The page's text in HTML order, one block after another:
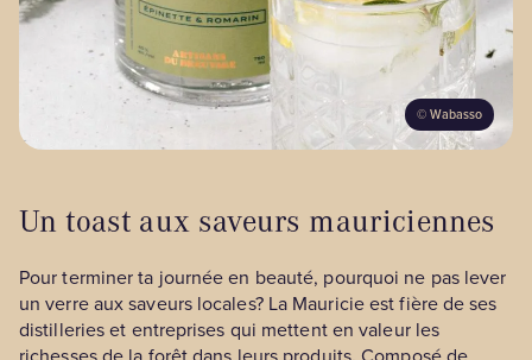
Un toast aux saveurs mauriciennes
Pour terminer ta journée en beauté, pourquoi ne pas lever
un verre aux saveurs locales? La Mauricie est fière de ses
distilleries et entreprises qui mettent en valeur les
©Wabasso